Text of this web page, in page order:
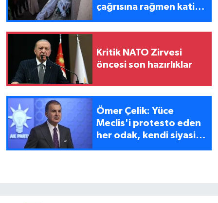
çağrısına rağmen katil
bombalamayı
Kritik NATO Zirvesi
öncesi son hazırlıklar
Ömer Çelik: Yüce
Meclis'i protesto eden
her odak, kendi siyasi